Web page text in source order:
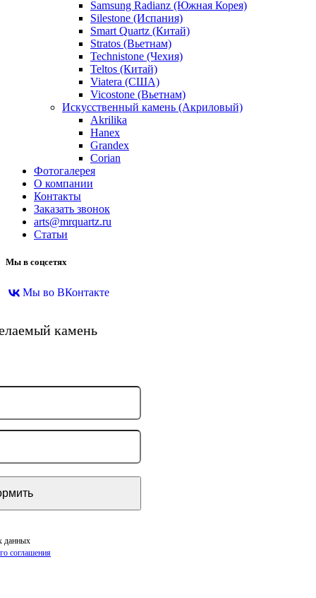
Samsung Radianz (Южная Корея)
Silestone (Испания)
Smart Quartz (Китай)
Stratos (Вьетнам)
Technistone (Чехия)
Teltos (Китай)
Viatera (США)
Vicostone (Вьетнам)
Искусственный камень (Акриловый)
Akrilika
Hanex
Grandex
Corian
Фотогалерея
О компании
Контакты
Заказать звонок
arts@mrquartz.ru
Статьи
Мы в соцсетях
Мы во ВКонтакте
камень
данных
соглашения